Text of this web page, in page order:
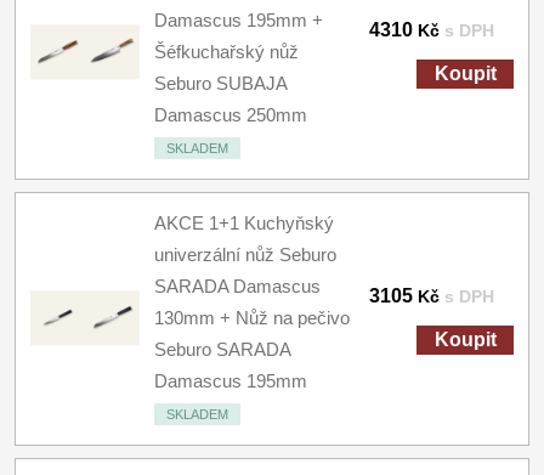
Damascus 195mm +
Šéfkuchařský nůž
Seburo SUBAJA
Damascus 250mm
SKLADEM
4310 Kč s DPH
Koupit
AKCE 1+1 Kuchyňský
univerzální nůž Seburo
SARADA Damascus
130mm + Nůž na pečivo
Seburo SARADA
Damascus 195mm
SKLADEM
3105 Kč s DPH
Koupit